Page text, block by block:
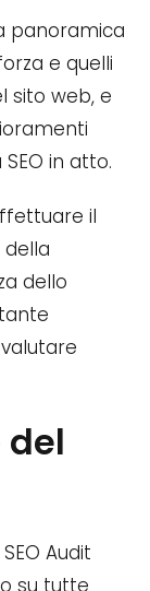
panoramica
e quelli
sito web, e
in atto.
il
della
dello
Audit